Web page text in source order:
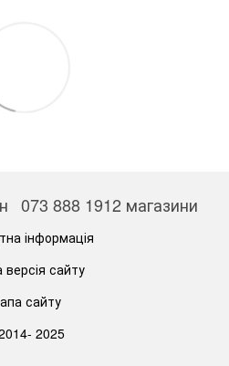
073 888 1912 магазини
інформація
версія сайту
сайту
2025